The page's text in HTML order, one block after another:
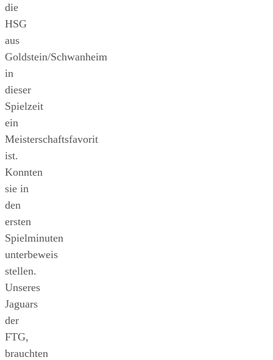
die
HSG
aus
Goldstein/Schwanheim
in
dieser
Spielzeit
ein
Meisterschaftsfavorit
ist.
Konnten
sie in
den
ersten
Spielminuten
unterbeweis
stellen.
Unseres
Jaguars
der
FTG,
brauchten